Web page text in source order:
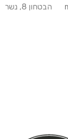
הבטחון 8, נשר